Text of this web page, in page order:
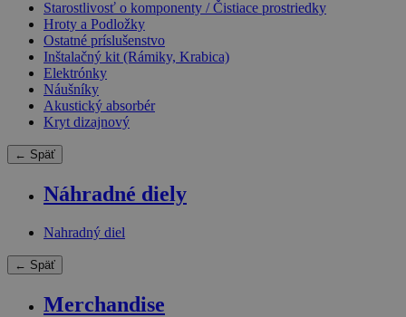
Starostlivosť o komponenty / Čistiace prostriedky
Hroty a Podložky
Ostatné príslušenstvo
Inštalačný kit (Rámiky, Krabica)
Elektrónky
Náušníky
Akustický absorbér
Kryt dizajnový
← Späť
Náhradné diely
Nahradný diel
← Späť
Merchandise